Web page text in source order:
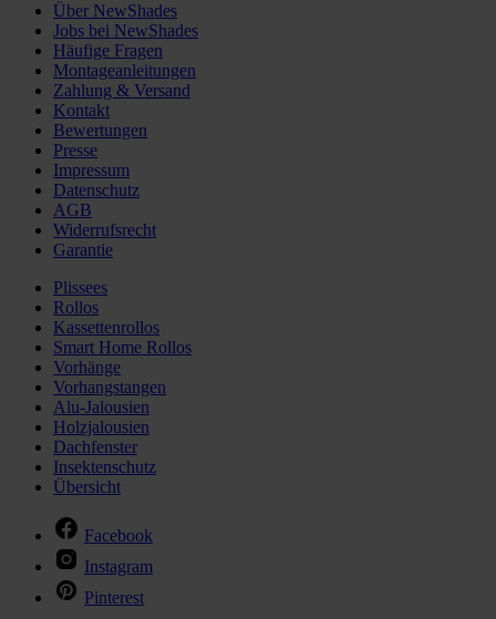
Über NewShades
Jobs bei NewShades
Häufige Fragen
Montageanleitungen
Zahlung & Versand
Kontakt
Bewertungen
Presse
Impressum
Datenschutz
AGB
Widerrufsrecht
Garantie
Plissees
Rollos
Kassettenrollos
Smart Home Rollos
Vorhänge
Vorhangstangen
Alu-Jalousien
Holzjalousien
Dachfenster
Insektenschutz
Übersicht
Facebook
Instagram
Pinterest